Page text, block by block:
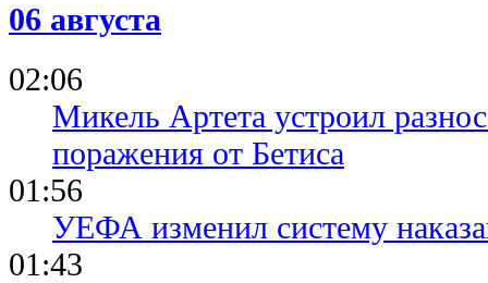
06 августа
02:06
Микель Артета устроил
поражения от Бетиса
01:56
УЕФА изменил систему
01:43